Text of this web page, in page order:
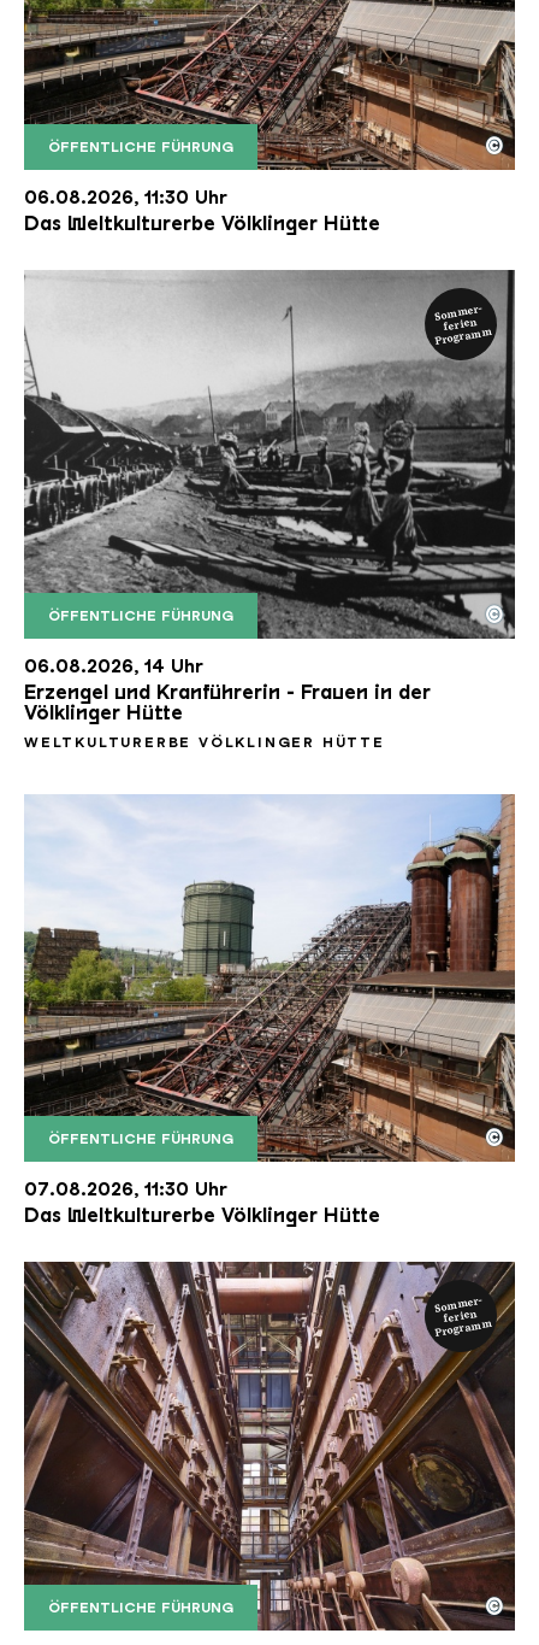
ÖFFENTLICHE FÜHRUNG
Der Erzschrägaufzug der Völklinger Hütte mit
Copyright: Weltkulturerbe Völklinger Hütte | Karl
©
06.08.2026, 11:30 Uhr
Das Weltkulturerbe Völklinger Hütte
ÖFFENTLICHE FÜHRUNG
Sommer-
ferien
Programm
Erzengel
Copyright: Weltkulturerbe Völklinger Hütte |
©
06.08.2026, 14 Uhr
Erzengel und Kranführerin - Frauen in der
Völklinger Hütte
WELTKULTURERBE VÖLKLINGER HÜTTE
ÖFFENTLICHE FÜHRUNG
Der Erzschrägaufzug der Völklinger Hütte mit
Copyright: Weltkulturerbe Völklinger Hütte | Karl
©
07.08.2026, 11:30 Uhr
Das Weltkulturerbe Völklinger Hütte
ÖFFENTLICHE FÜHRUNG
Sommer-
ferien
Programm
Blick zwischen zwei Blöcke der
Copyright: Weltkulturerbe Völklinger Hütte | Tom
©